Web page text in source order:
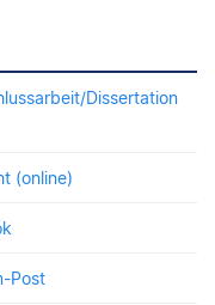
Dissertation
(online)
Post